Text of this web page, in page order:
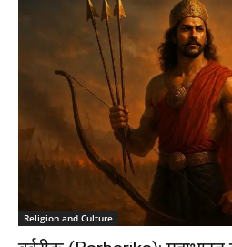
Religion and Culture